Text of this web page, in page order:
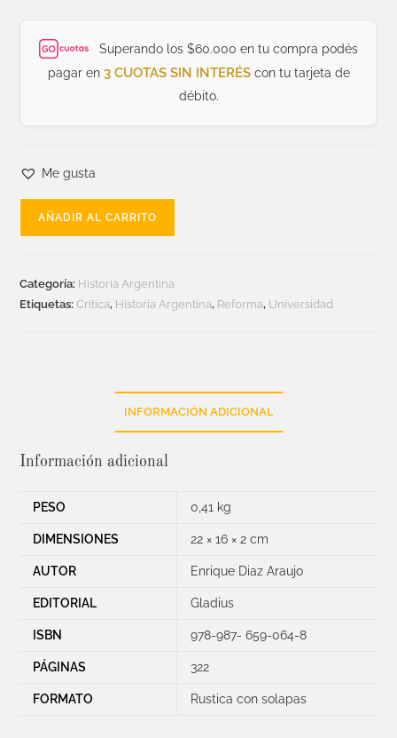
Superando los $60.000 en tu compra podés
pagar en 3 CUOTAS SIN INTERÉScon tu tarjeta de
débito.
Me gusta
AÑADIR AL CARRITO
Categoría: Historia Argentina
Etiquetas:Critica, Historia Argentina, Reforma, Universidad
INFORMACIÓN ADICIONAL
Información adicional
PESO 0,41 kg
DIMENSIONES 22 × 16 × 2 cm
AUTOR Enrique Diaz Araujo
EDITORIAL Gladius
ISBN 978-987- 659-064-8
PÁGINAS 322
FORMATO Rustica con solapas